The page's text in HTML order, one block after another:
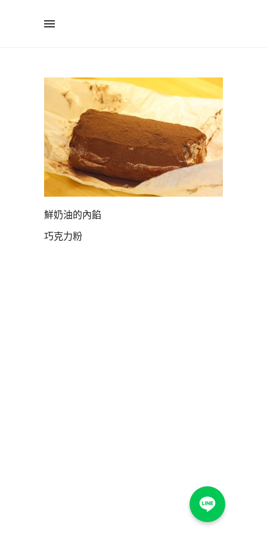
鮮奶油的內餡
巧克力粉